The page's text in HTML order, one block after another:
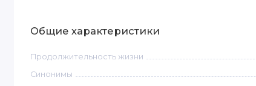
Общие характеристики
Продолжительность жизни
Синонимы